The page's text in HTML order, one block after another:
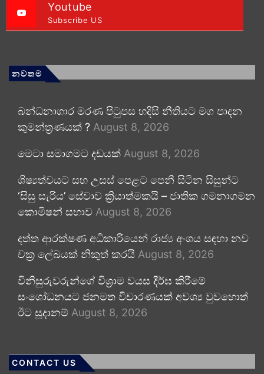
Youtube
Subscribe US
නවතම
බන්ධනාගාර මරණ පිටුපස හදිසි නීතියට මග පාදන
කුමන්ත්‍රණයක් ? August 8, 2026
මෙටා සමාගමට දඩයක් August 8, 2026
ශිෂ්‍යත්වයට සහ උසස් පෙළට පෙනී සිටින සිසුන්ට
‘සිසු සැරිය’ සේවාව ක්‍රියාත්මකයි – ජාතික ගමනාගමන
කොමිෂන් සභාව August 8, 2026
දත්ත ආරක්ෂණ අධිකාරියෙන් රාජ්‍ය අංශය සඳහා නව
චක්‍ර ලේඛයක් නිකුත් කරයි August 8, 2026
විනිසුරුවරුන්ගේ විශ්‍රාම වයස දීර්ඝ කිරීමේ
සංශෝධනයට ජනමත විචාරණයක් අවශ්‍ය වුවහොත්
ඊට සූදානම් August 8, 2026
CONTACT US